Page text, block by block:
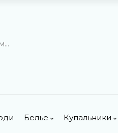
Белье Купальники